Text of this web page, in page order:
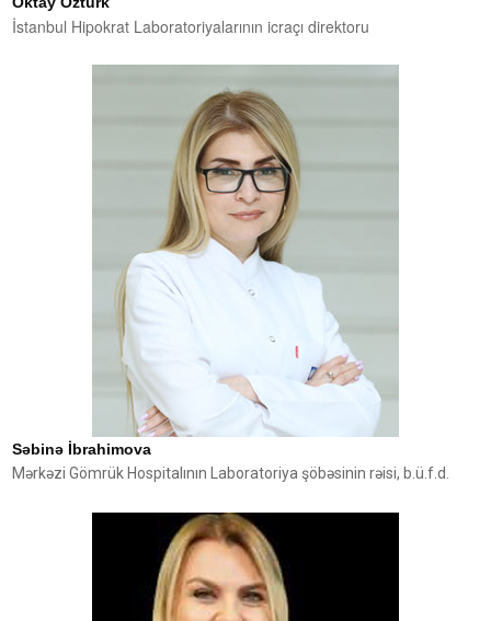
İstanbul Hipokrat Laboratoriyalarının icraçı direktoru
Səbinə İbrahimova
Mərkəzi Gömrük Hospitalının Laboratoriya şöbəsinin rəisi, b.ü.f.d.